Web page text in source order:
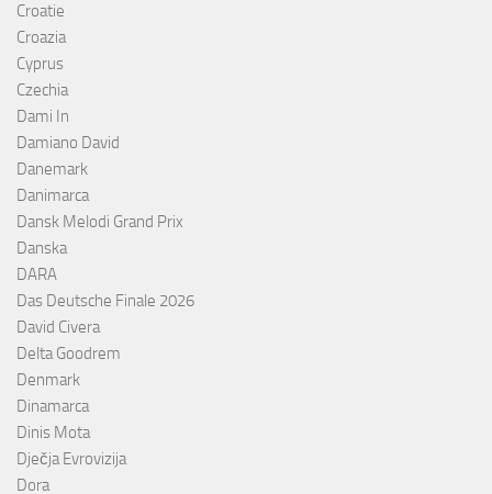
Croatie
Croazia
Cyprus
Czechia
Dami In
Damiano David
Danemark
Danimarca
Dansk Melodi Grand Prix
Danska
DARA
Das Deutsche Finale 2026
David Civera
Delta Goodrem
Denmark
Dinamarca
Dinis Mota
Dječja Evrovizija
Dora